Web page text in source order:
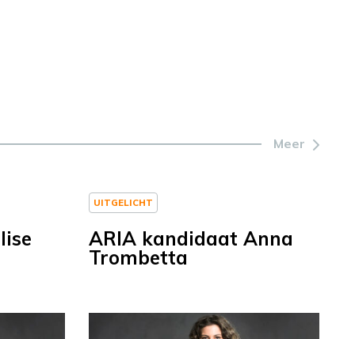
Meer
UITGELICHT
ARIA kandidaat Anna
Trombetta